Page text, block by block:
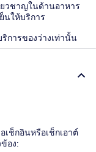
วชาญในด้านอาหาร
นให้บริการ
การของว่างเท่านั้น
เช็กอินหรือเช็กเอาต์
อง: